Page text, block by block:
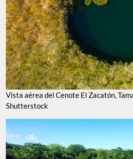
Vista aérea del Cenote El Zacatón,
Shutterstock